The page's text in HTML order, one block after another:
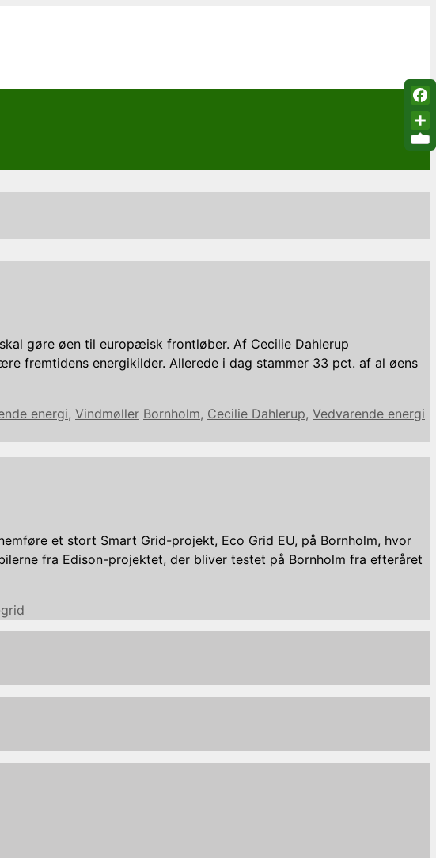
gøre øen til europæisk frontløber. Af Cecilie Dahlerup
fremtidens energikilder. Allerede i dag stammer 33 pct. af al øens
energi, Vindmøller Tags
Bornholm, Cecilie Dahlerup, Vedvarende energi
et stort Smart Grid-projekt, Eco Grid EU, på Bornholm, hvor
fra Edison-projektet, der bliver testet på Bornholm fra efteråret